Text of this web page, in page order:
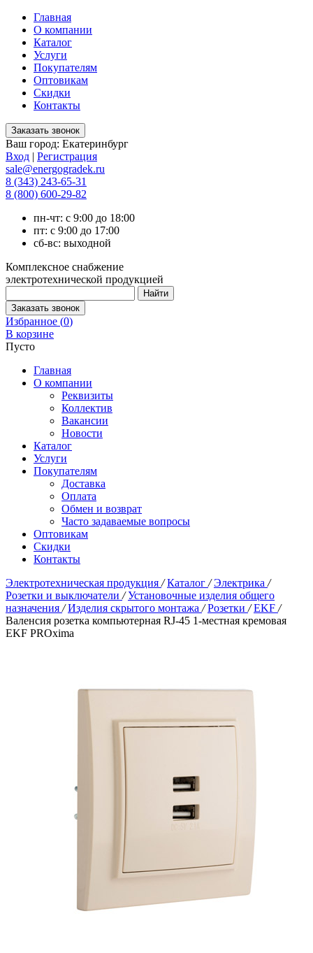
Главная
О компании
Каталог
Услуги
Покупателям
Оптовикам
Скидки
Контакты
Ваш город: Екатеринбург
Вход | Регистрация
sale@energogradek.ru
8 (343) 243-65-31
8 (800) 600-29-82
пн-чт: с 9:00 до 18:00
пт: с 9:00 до 17:00
сб-вс: выходной
Комплексное снабжение
электротехнической продукцией
Избранное (0)
В корзине
Пусто
Главная
О компании
Реквизиты
Коллектив
Вакансии
Новости
Каталог
Услуги
Покупателям
Доставка
Оплата
Обмен и возврат
Часто задаваемые вопросы
Оптовикам
Скидки
Контакты
Электротехническая продукция / Каталог / Электрика /
Розетки и выключатели / Установочные изделия общего
назначения / Изделия скрытого монтажа / Розетки / EKF /
Валенсия розетка компьютерная RJ-45 1-местная кремовая
EKF PROxima